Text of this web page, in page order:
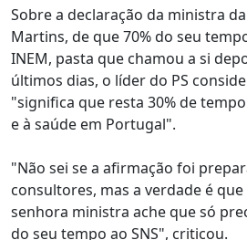
Sobre a declaração da ministra
Martins, de que 70% do seu
INEM, pasta que chamou a si
últimos dias, o líder do PS
"significa que resta 30% de
e à saúde em Portugal".
"Não sei se a afirmação foi
consultores, mas a verdade é
senhora ministra ache que só
do seu tempo ao SNS", criticou.